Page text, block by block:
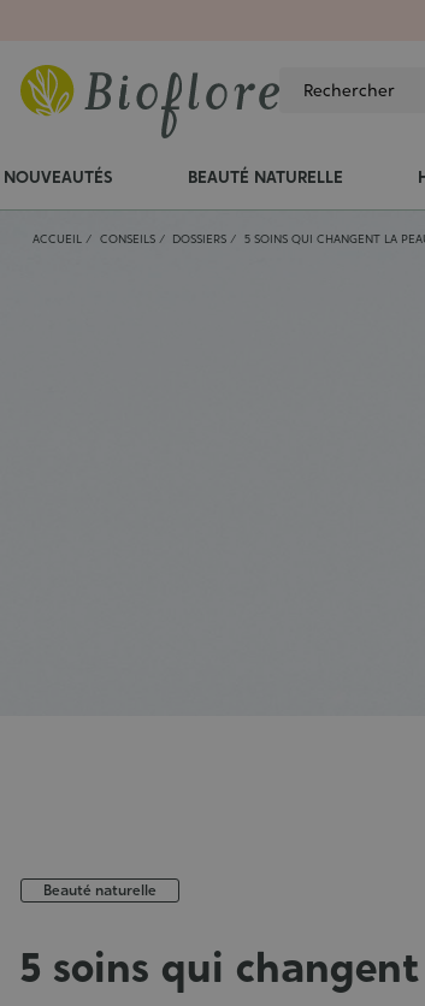
NOUVEAUTÉS BEAUTÉ NATURELLE
ACCUEIL CONSEILS DOSSIERS 5 SOINS QUI CHANGENT LA
Beauté naturelle
5 soins qui